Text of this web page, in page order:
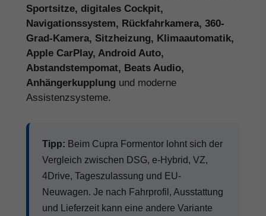
Sportsitze, digitales Cockpit,
Navigationssystem, Rückfahrkamera, 360-
Grad-Kamera, Sitzheizung, Klimaautomatik,
Apple CarPlay, Android Auto,
Abstandstempomat, Beats Audio,
Anhängerkupplung und moderne
Assistenzsysteme.
Tipp: Beim Cupra Formentor lohnt sich der
Vergleich zwischen DSG, e-Hybrid, VZ,
4Drive, Tageszulassung und EU-
Neuwagen. Je nach Fahrprofil, Ausstattung
und Lieferzeit kann eine andere Variante